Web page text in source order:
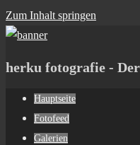
Zum Inhalt springen
herku fotografie -
Hauptseite
Fotofeed
Galerien